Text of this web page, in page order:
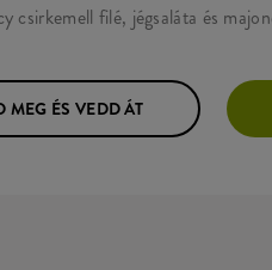
csirkemell filé, jégsaláta és
MEG ÉS VEDD ÁT